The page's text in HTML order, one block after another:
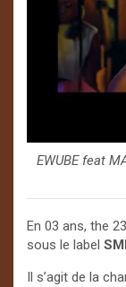
EWUBE feat
En 03 ans, the
sous le label
Il s’agit de la